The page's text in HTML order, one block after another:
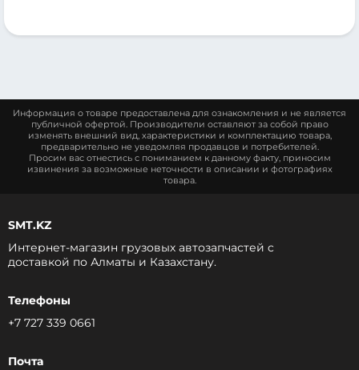
Информация о товаре предоставлена для ознакомления и не является
публичной офертой. Производители оставляют за собой право
изменять внешний вид, характеристики и комплектацию товара,
предварительно не уведомляя продавцов и потребителей.
Просим вас отнестись с пониманием к данному факту, приносим
извинения за возможные неточности в описании и фотографиях
товара.
SMT.KZ
Интернет-магазин грузовых автозапчастей c
доставкой по Алматы и Казахстану.
Телефоны
+7 727 339 0661
Почта